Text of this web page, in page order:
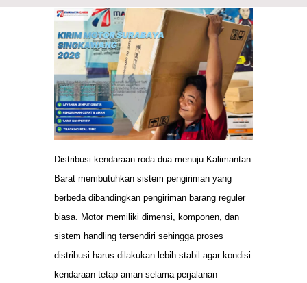
Distribusi kendaraan roda dua menuju Kalimantan
Barat membutuhkan sistem pengiriman yang
berbeda dibandingkan pengiriman barang reguler
biasa. Motor memiliki dimensi, komponen, dan
sistem handling tersendiri sehingga proses
distribusi harus dilakukan lebih stabil agar kondisi
kendaraan tetap aman selama perjalanan